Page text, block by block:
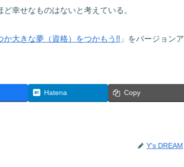
幸せなものはないと考えている。
か大きな夢（資格）をつかもう!! 」をバージョンア
Hatena Copy
Y's DREAM